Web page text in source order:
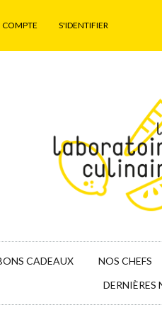
COMPTE S'IDENTIFIER
CADEAUX NOS CHEFS
DERNIÈRES